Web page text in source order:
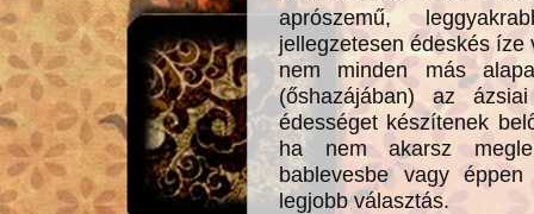
aprószemű,
jellegzetesen édeskés
nem minden más
(őshazájában) az
édességet készítenek
ha nem akarsz
bablevesbe vagy
legjobb választás.